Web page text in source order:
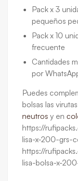
Pack x 3
pequeños
Pack x 10
frecuente
Cantidades
por
Puedes
bolsas las
neutros y en
https://
lisa-x-200-grs-
https://
lisa-bolsa-x-